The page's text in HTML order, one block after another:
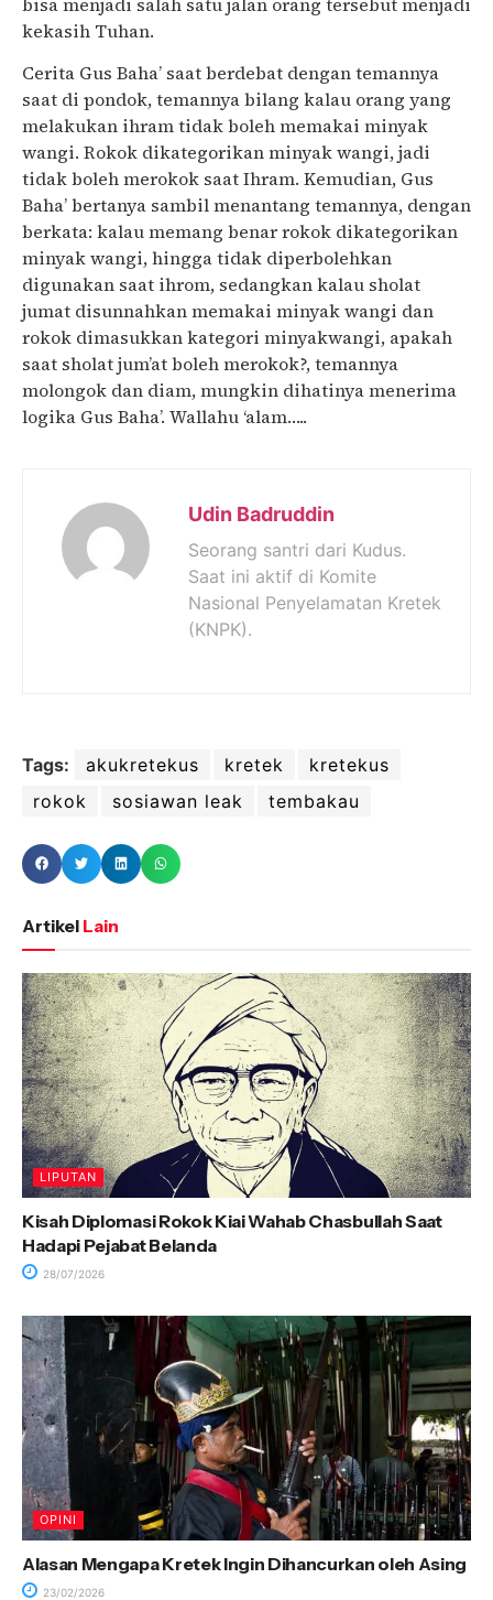
kekasih Tuhan.
Cerita Gus Baha’ saat berdebat dengan temannya
saat di pondok, temannya bilang kalau orang yang
melakukan ihram tidak boleh memakai minyak
wangi. Rokok dikategorikan minyak wangi, jadi
tidak boleh merokok saat Ihram. Kemudian, Gus
Baha’ bertanya sambil menantang temannya, dengan
berkata: kalau memang benar rokok dikategorikan
minyak wangi, hingga tidak diperbolehkan
digunakan saat ihrom, sedangkan kalau sholat
jumat disunnahkan memakai minyak wangi dan
rokok dimasukkan kategori minyakwangi, apakah
saat sholat jum’at boleh merokok?, temannya
molongok dan diam, mungkin dihatinya menerima
logika Gus Baha’. Wallahu ‘alam…..
Udin Badruddin
Seorang santri dari Kudus.
Saat ini aktif di Komite
Nasional Penyelamatan Kretek
(KNPK).
Tags: akukretekus kretek
kretekus
rokok
sosiawan leak tembakau
Artikel Lain
LIPUTAN
Kisah Diplomasi Rokok Kiai Wahab Chasbullah Saat
Hadapi Pejabat Belanda
28/07/2026
OPINI
Alasan Mengapa Kretek Ingin Dihancurkan oleh Asing
23/02/2026